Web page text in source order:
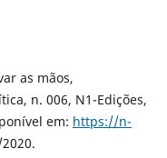
as mãos,
n. 006, N1-Edições,
em: https://n-